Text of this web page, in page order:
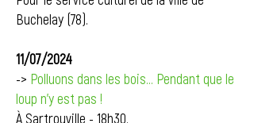
Buchelay (78).
11/07/2024
-> Polluons dans les bois... Pendant que le
loup n'y est pas !
À Sartrouville - 18h30.